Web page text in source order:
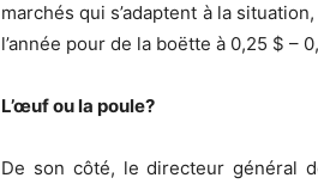
marchés qui s’adaptent à la
l’année pour de la boëtte à 0,25 $ –
L’œuf ou la poule?
De son côté, le directeur général